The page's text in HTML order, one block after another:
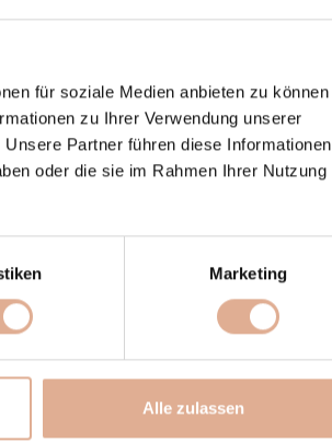
für soziale Medien anbieten zu können
zu Ihrer Verwendung unserer
Partner führen diese Informationen
oder die sie im Rahmen Ihrer Nutzung
Marketing
Alle zulassen